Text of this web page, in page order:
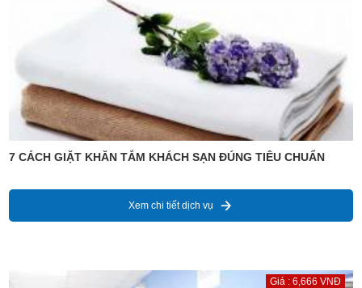
7 CÁCH GIẶT KHĂN TẮM KHÁCH SẠN ĐÚNG TIÊU CHUẨN
Xem chi tiết dịch vụ
Giá : 6,666 VNĐ